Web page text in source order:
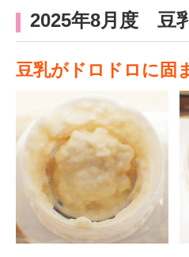
2025年8月度 豆
豆乳がドロドロに固